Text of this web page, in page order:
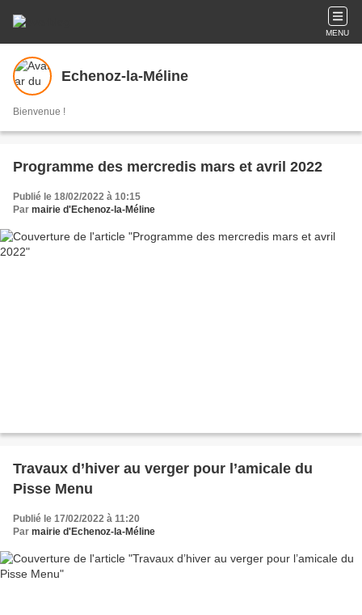
MENU
Echenoz-la-Méline
Bienvenue !
Programme des mercredis mars et avril 2022
Publié le 18/02/2022 à 10:15
Par mairie d'Echenoz-la-Méline
Travaux d’hiver au verger pour l’amicale du
Pisse Menu
Publié le 17/02/2022 à 11:20
Par mairie d'Echenoz-la-Méline